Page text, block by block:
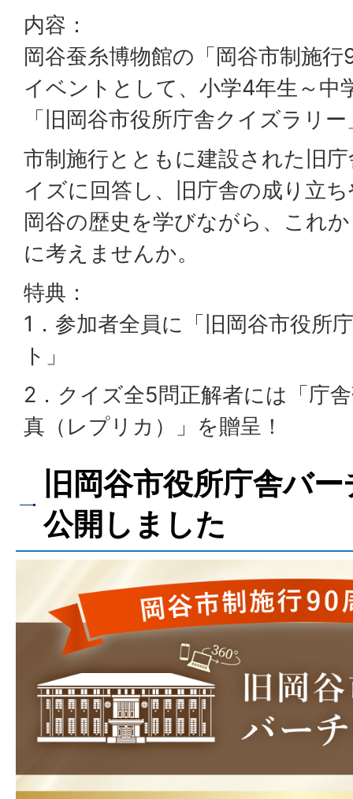
内容：
岡谷蚕糸博物館の「岡谷市制施
イベントとして、小学4年生～中
「旧岡谷市役所庁舎クイズラリ
市制施行とともに建設された旧
イズに回答し、旧庁舎の成り立
岡谷の歴史を学びながら、これ
に考えませんか。
特典：
1．参加者全員に「旧岡谷市役所
ト」
2．クイズ全5問正解者には「庁
真（レプリカ）」を贈呈！
旧岡谷市役所庁舎バ
公開しました